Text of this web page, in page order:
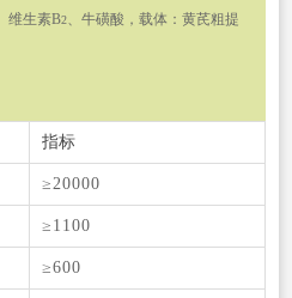
、维生素B2、牛磺酸，载体：黄芪粗提
指标
≥ 20000
≥ 1100
≥600